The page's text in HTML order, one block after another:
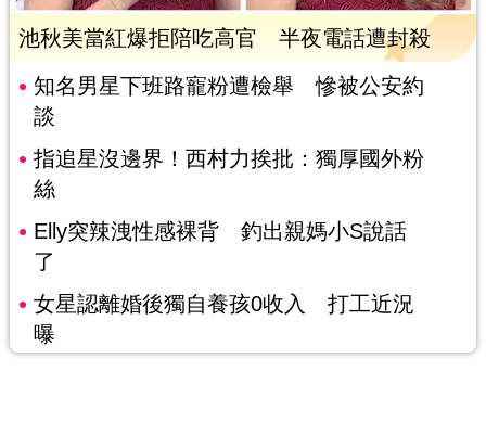
池秋美當紅爆拒陪吃高官 半夜電話遭封殺
知名男星下班路寵粉遭檢舉 慘被公安約
談
指追星沒邊界！西村力挨批：獨厚國外粉
絲
Elly突辣洩性感裸背 釣出親媽小S說話
了
女星認離婚後獨自養孩0收入 打工近況
曝